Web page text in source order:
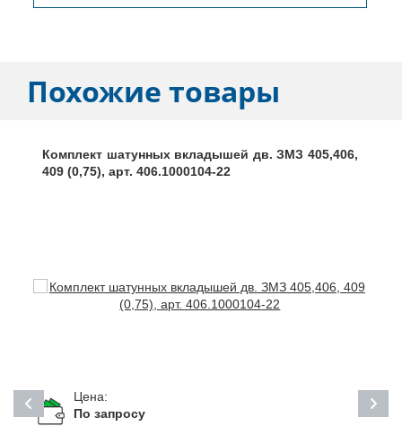
Похожие товары
Комплект шатунных вкладышей дв. ЗМЗ 405,406,
409 (0,75), арт. 406.1000104-22
Цена:
По запросу